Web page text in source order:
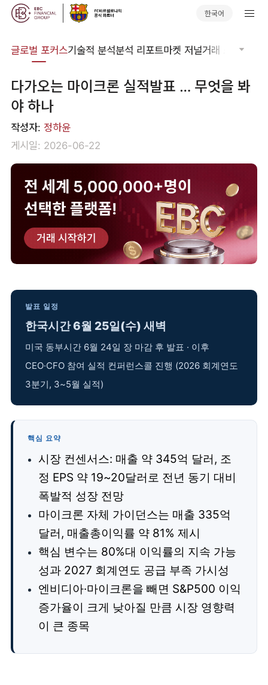
한국어
글로벌 포커스기술적 분석분석 리포트마켓 저널거래 소프트웨어
다가오는 마이크론 실적발표 … 무엇을 봐
야 하나
작성자: 정하윤
게시일: 2026-06-22
발표 일정
한국시간 6월 25일(수) 새벽
미국 동부시간 6월 24일 장 마감 후 발표 · 이후
CEO·CFO 참여 실적 컨퍼런스콜 진행 (2026 회계연도
3분기, 3~5월 실적)
핵심 요약
시장 컨센서스: 매출 약 345억 달러, 조
정 EPS 약 19~20달러로 전년 동기 대비
폭발적 성장 전망
마이크론 자체 가이던스는 매출 335억
달러, 매출총이익률 약 81% 제시
핵심 변수는 80%대 이익률의 지속 가능
성과 2027 회계연도 공급 부족 가시성
엔비디아·마이크론을 빼면 S&P500 이익
증가율이 크게 낮아질 만큼 시장 영향력
이 큰 종목